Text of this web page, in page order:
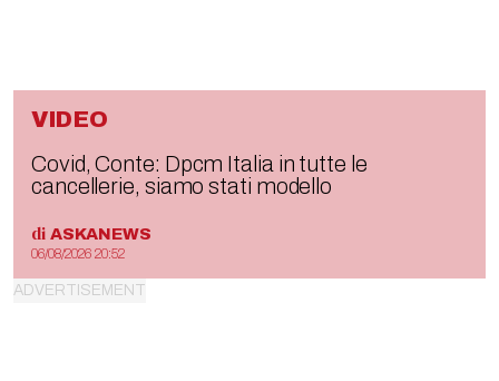
VIDEO
Covid, Conte: Dpcm Italia in tutte le
cancellerie, siamo stati modello
di ASKANEWS
06/08/2026 20:52